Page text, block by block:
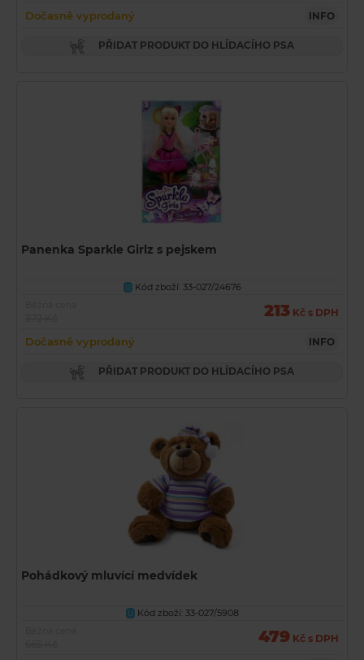
Dočasně vyprodaný INFO
PŘIDAT PRODUKT DO HLÍDACÍHO PSA
Panenka Sparkle Girlz s pejskem
U Kód zboží: 33-027/24676
213 Kč s DPH
Dočasně vyprodaný INFO
PŘIDAT PRODUKT DO HLÍDACÍHO PSA
Pohádkový mluvící medvídek
U Kód zboží: 33-027/5908
479 Kč s DPH